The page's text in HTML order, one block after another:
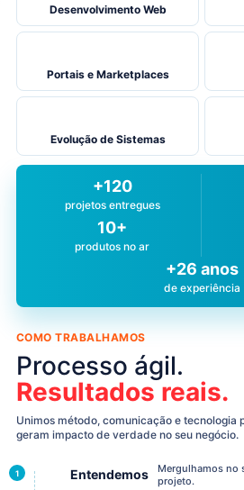
Desenvolvimento Web
Portais e Marketplaces
Evolução de Sistemas
+120
projetos entregues
10+
produtos no ar
+26 anos
de experiência
COMO TRABALHAMOS
Processo ágil.
Resultados reais.
Unimos método, comunicação e tecnologia
geram impacto de verdade no seu negócio.
1 Entendemos
Mergulhamos no
projeto.